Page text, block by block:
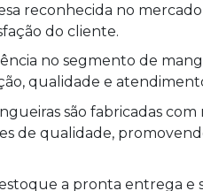
reconhecida no
do cliente.
no segmento de
qualidade e
são fabricadas
de qualidade,
a pronta entrega e